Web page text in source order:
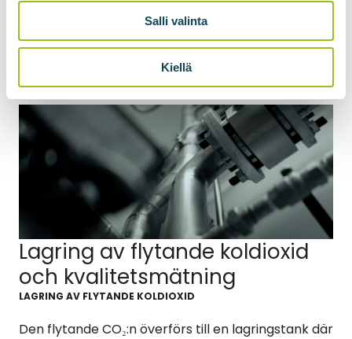
Salli valinta
Kiellä
Begär en offert
Lagring av flytande koldioxid
och kvalitetsmätning
LAGRING AV FLYTANDE KOLDIOXID
Den flytande CO₂:n överförs till en lagringstank där